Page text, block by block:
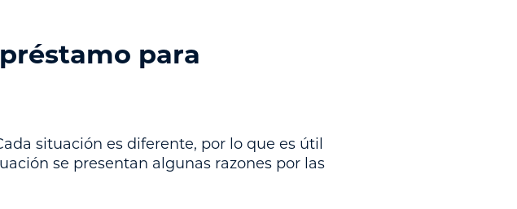
para
situación es diferente, por lo que es útil
se presentan algunas razones por las